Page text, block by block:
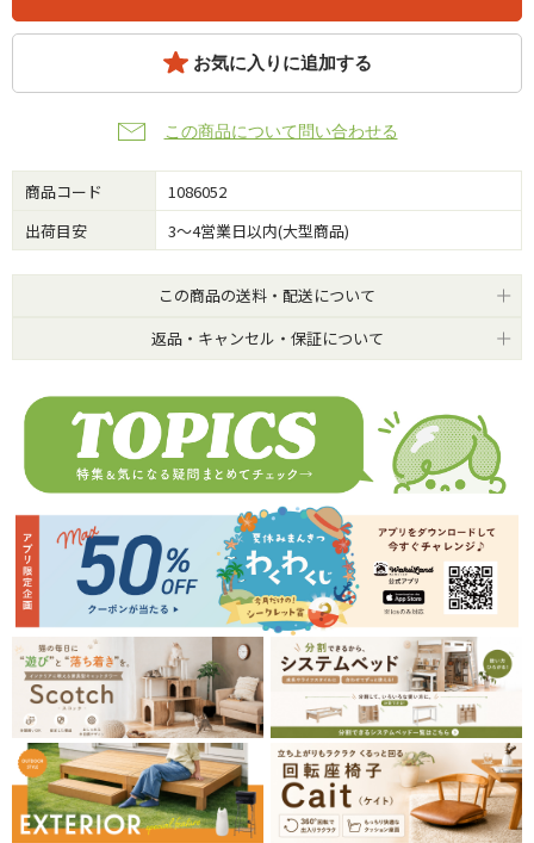
お気に入りに追加する
この商品について問い合わせる
商品コード
1086052
出荷目安
3～4営業日以内(大型商品)
この商品の送料・配送について
返品・キャンセル・保証について